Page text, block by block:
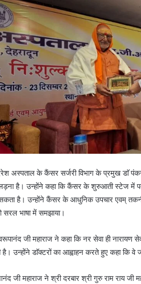
अस्पताल के कैंसर सर्जरी विभाग के प्रमुख डाॅ
है। उन्होंने कहा कि कैंसर के शुरुआती स्टेज में
सकता है। उन्होंने कैंसर के आधुनिक उपचार एवम्
सरल भाषा में समझाया।
जी महाराज ने कहा कि नर सेवा ही नारायण
है। उन्होंने डाॅक्टरों का आह्वाहन करते हुए कहा
जी महाराज ने श्री दरबार श्री गुरु राम राय